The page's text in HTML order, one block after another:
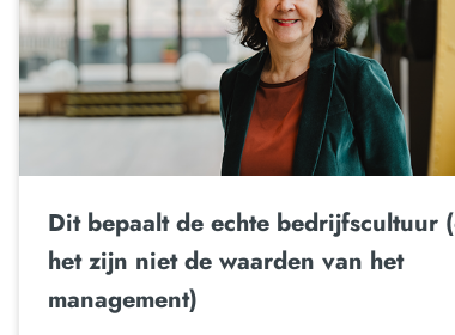
Dit bepaalt de echte bedrijfscultuur
het zijn niet de waarden van het
management)